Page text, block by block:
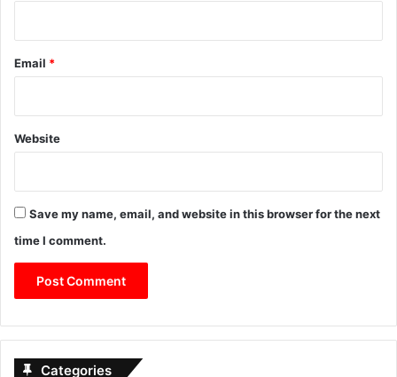
Email *
Website
Save my name, email, and website in this browser for the next
time I comment.
Categories